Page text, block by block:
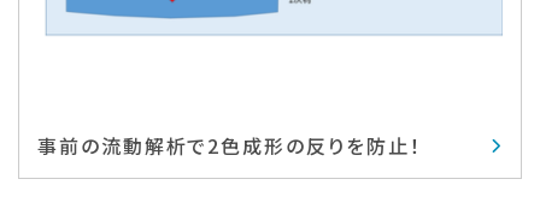
事前の流動解析で2色成形の反りを防止！